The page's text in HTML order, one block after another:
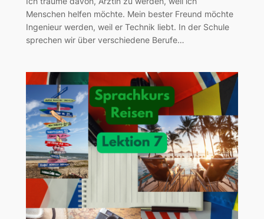
Menschen helfen möchte. Mein bester Freund möchte
Ingenieur werden, weil er Technik liebt. In der Schule
sprechen wir über verschiedene Berufe…